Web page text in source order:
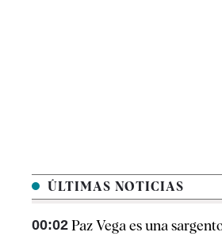
ÚLTIMAS NOTICIAS
00:02 Paz Vega es una